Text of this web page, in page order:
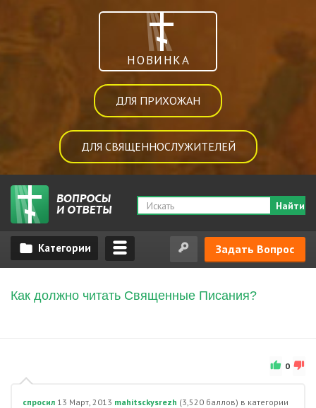
НОВИНКА
ДЛЯ ПРИХОЖАН
ДЛЯ СВЯЩЕННОСЛУЖИТЕЛЕЙ
Найти
Задать Вопрос
Как должно читать Священные Писания?
0
спросил 13 Март, 2013 mahitsckysrezh (3,520 баллов) в категории